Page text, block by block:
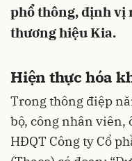
phổ thông, định vị
thương hiệu Kia.
Hiện thực hóa
Trong thông điệp
bộ, công nhân viên,
HĐQT Công ty Cổ